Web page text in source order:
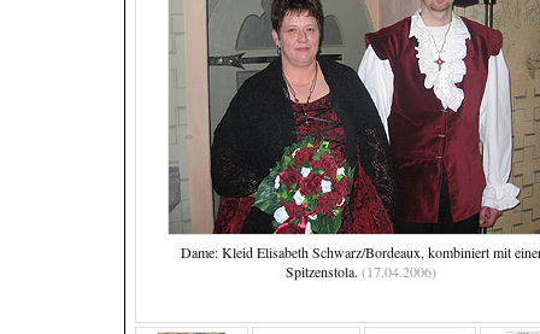
Dame: Kleid Elisabeth Schwarz/Bordeaux, kombiniert mit
Spitzenstola. (17.04.2006)